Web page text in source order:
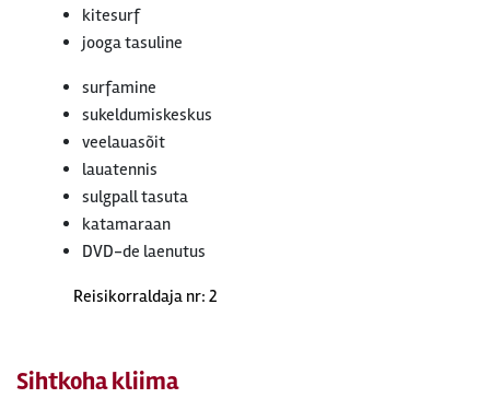
kitesurf
jooga tasuline
surfamine
sukeldumiskeskus
veelauasõit
lauatennis
sulgpall tasuta
katamaraan
DVD-de laenutus
Reisikorraldaja nr: 2
Sihtkoha kliima